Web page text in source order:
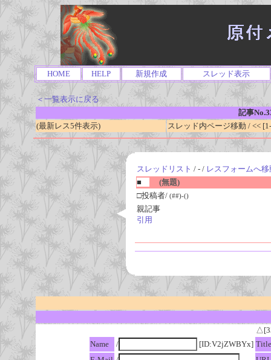
HOME HELP 新規作成 スレッド表示
＜一覧表示に戻る
記事
(最新レス5件表示)
スレッド内ページ移動 / <<
スレッドリスト / - / レスフォームへ移
■
(無題)
□投稿者/ (##)-()
親記事
引用
Name
/ [ID:V2jZWBYx] Title